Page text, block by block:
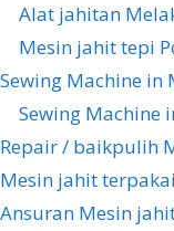
Alat jahitan
Mesin jahit tepi
Sewing Machine in
Sewing Machine
Repair / baikpulih
Mesin jahit
Ansuran Mesin